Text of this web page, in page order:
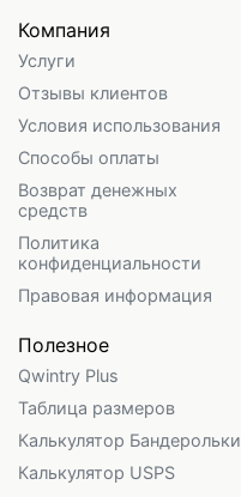
Компания
Услуги
Отзывы клиентов
Условия использования
Способы оплаты
Возврат денежных
средств
Политика
конфиденциальности
Правовая информация
Полезное
Qwintry Plus
Таблица размеров
Калькулятор Бандерольки
Калькулятор USPS